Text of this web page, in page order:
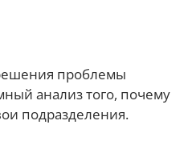
проблемы
анализ того, почему
подразделения.